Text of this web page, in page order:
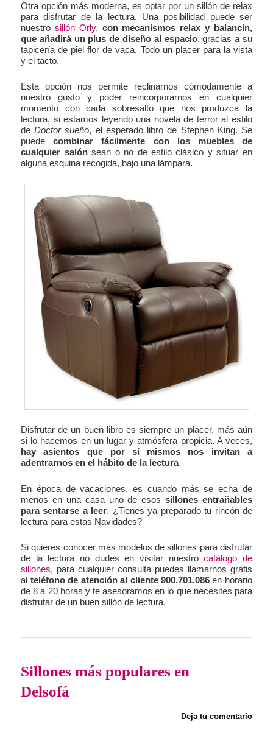
Otra opción más moderna, es optar por un sillón de relax
para disfrutar de la lectura. Una posibilidad puede ser
nuestro sillón Orly, con mecanismos relax y balancín,
que añadirá un plus de diseño al espacio, gracias a su
tapicería de piel flor de vaca. Todo un placer para la vista
y el tacto.
Esta opción nos permite reclinarnos cómodamente a
nuestro gusto y poder reincorporarnos en cualquier
momento con cada sobresalto que nos produzca la
lectura, si estamos leyendo una novela de terror al estilo
deDoctor sueño, el esperado libro de Stephen King. Se
puedecombinar fácilmente con los muebles de
cualquier salónsean o no de estilo clásico y situar en
alguna esquina recogida, bajo una lámpara.
Disfrutar de un buen libro es siempre un placer, más aún
si lo hacemos en un lugar y atmósfera propicia. A veces,
hay asientos que por sí mismos nos invitan a
adentrarnos en el hábito de la lectura.
En época de vacaciones, es cuando más se echa de
menos en una casa uno de esossillones entrañables
para sentarse a leer. ¿Tienes ya preparado tu rincón de
lectura para estas Navidades?
Si quieres conocer más modelos de sillones para disfrutar
de la lectura no dudes en visitar nuestrocatálogo de
sillones, para cualquier consulta puedes llamarnos gratis
al teléfono de atención al cliente 900.701.086 en horario
de 8 a 20 horas y te asesoramos en lo que necesites para
disfrutar de un buen sillón de lectura.
Sillones más populares en
Delsofá
Deja tu comentario